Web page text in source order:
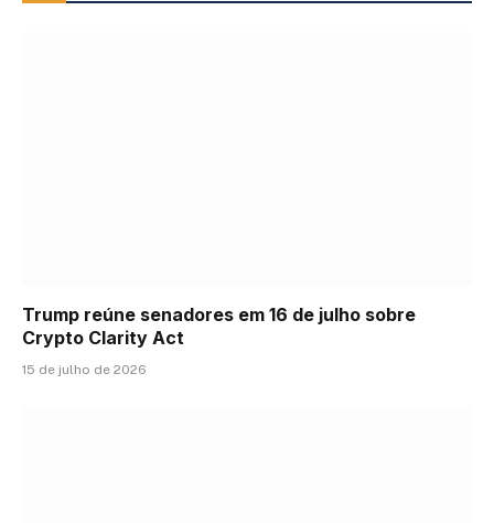
Trump reúne senadores em 16 de julho sobre
Crypto Clarity Act
15 de julho de 2026